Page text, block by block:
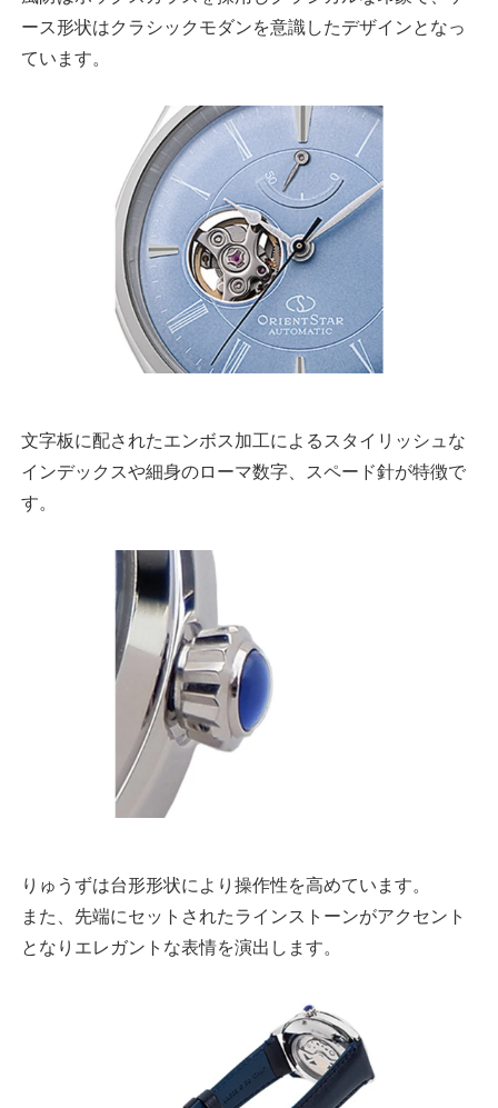
ース形状はクラシックモダンを意識したデザインとなっ
ています。
文字板に配されたエンボス加工によるスタイリッシュな
インデックスや細身のローマ数字、スペード針が特徴で
す。
りゅうずは台形形状により操作性を高めています。
また、先端にセットされたラインストーンがアクセント
となりエレガントな表情を演出します。